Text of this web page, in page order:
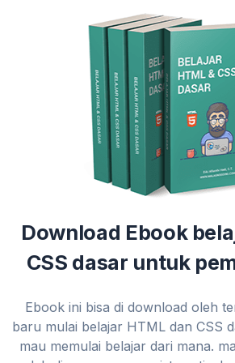
Download Ebook
CSS dasar untuk
Ebook ini bisa di download oleh
baru mulai belajar HTML dan CSS
mau memulai belajar dari mana.